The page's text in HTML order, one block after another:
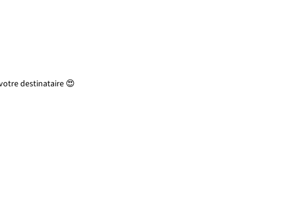
destinataire 😍